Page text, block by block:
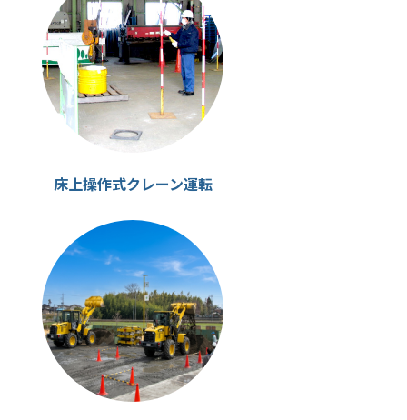
床上操作式クレーン運転